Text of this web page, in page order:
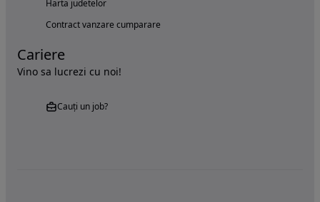
Harta judetelor
Contract vanzare cumparare
Cariere
Vino sa lucrezi cu noi!
Cauți un job?